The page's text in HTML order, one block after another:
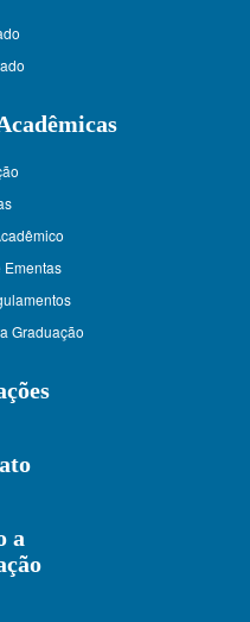
Ementas
Graduação
a